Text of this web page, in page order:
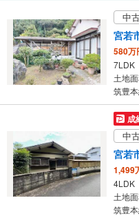
保
存
す
る
中
宮若
580万
7LDK
土地
筑豊
成
中
宮若
1,499
4LDK
土地
筑豊